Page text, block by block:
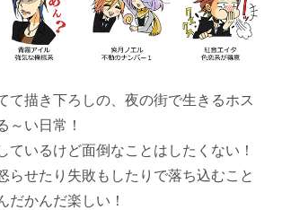
て描き下ろしの、夜の街で生きるホス
～い日常！
ているけど面倒なことはしたくない！
らせたり失敗もしたりで落ち込むこと
だかんだ楽しい！